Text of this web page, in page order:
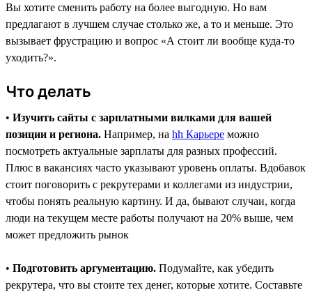
Вы хотите сменить работу на более выгодную. Но вам
предлагают в лучшем случае столько же, а то и меньше. Это
вызывает фрустрацию и вопрос «А стоит ли вообще куда-то
уходить?».
Что делать
• Изучить сайты с зарплатными вилками для вашей
позиции и региона. Например, на hh Карьере можно
посмотреть актуальные зарплаты для разных профессий.
Плюс в вакансиях часто указывают уровень оплаты. Вдобавок
стоит поговорить с рекрутерами и коллегами из индустрии,
чтобы понять реальную картину. И да, бывают случаи, когда
люди на текущем месте работы получают на 20% выше, чем
может предложить рынок
• Подготовить аргументацию. Подумайте, как убедить
рекрутера, что вы стоите тех денег, которые хотите. Составьте